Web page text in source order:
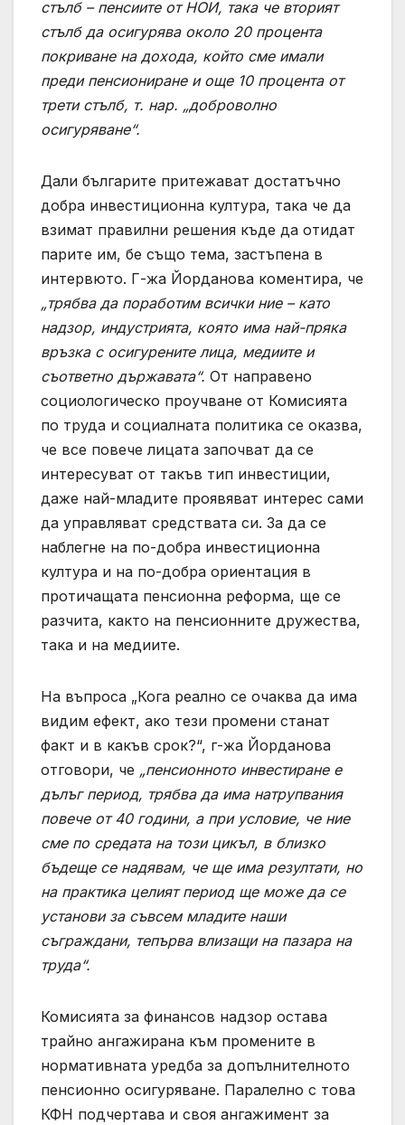
стълб – пенсиите от НОИ, така че вторият
стълб да осигурява около 20 процента
покриване на дохода, който сме имали
преди пенсиониране и още 10 процента от
трети стълб, т. нар. „доброволно
осигуряване“.
Дали българите притежават достатъчно
добра инвестиционна култура, така че да
взимат правилни решения къде да отидат
парите им, бе също тема, застъпена в
интервюто. Г-жа Йорданова коментира, че
„трябва да поработим всички ние – като
надзор, индустрията, която има най-пряка
връзка с осигурените лица, медиите и
съответно държавата“. От направено
социологическо проучване от Комисията
по труда и социалната политика се оказва,
че все повече лицата започват да се
интересуват от такъв тип инвестиции,
даже най-младите проявяват интерес сами
да управляват средствата си. За да се
наблегне на по-добра инвестиционна
култура и на по-добра ориентация в
протичащата пенсионна реформа, ще се
разчита, както на пенсионните дружества,
така и на медиите.
На въпроса „Кога реално се очаква да има
видим ефект, ако тези промени станат
факт и в какъв срок?“, г-жа Йорданова
отговори, че „пенсионното инвестиране е
дълъг период, трябва да има натрупвания
повече от 40 години, а при условие, че ние
сме по средата на този цикъл, в близко
бъдеще се надявам, че ще има резултати, но
на практика целият период ще може да се
установи за съвсем младите наши
съграждани, тепърва влизащи на пазара на
труда“.
Комисията за финансов надзор остава
трайно ангажирана към промените в
нормативната уредба за допълнителното
пенсионно осигуряване. Паралелно с това
КФН подчертава и своя ангажимент за